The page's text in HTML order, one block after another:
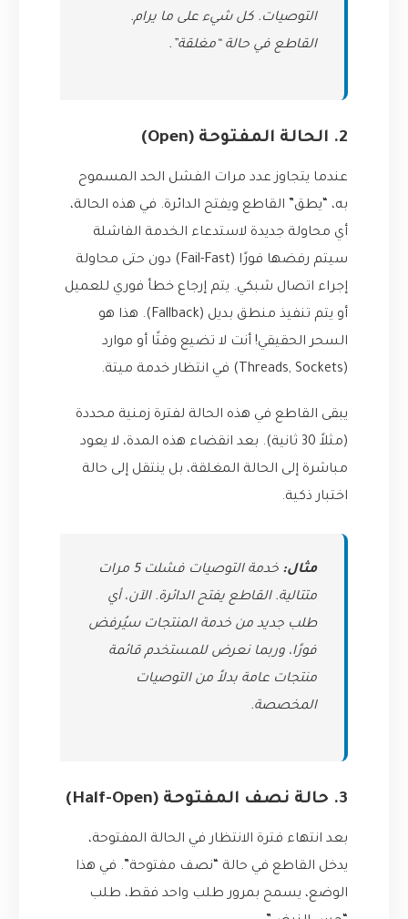
التوصيات. كل شيء على ما يرام.
القاطع في حالة “مغلقة”.
2. الحالة المفتوحة (Open)
عندما يتجاوز عدد مرات الفشل الحد المسموح
به، “يطق” القاطع ويفتح الدائرة. في هذه الحالة،
أي محاولة جديدة لاستدعاء الخدمة الفاشلة
سيتم رفضها فورًا (Fail-Fast) دون حتى محاولة
إجراء اتصال شبكي. يتم إرجاع خطأ فوري للعميل
أو يتم تنفيذ منطق بديل (Fallback). هذا هو
السحر الحقيقي! أنت لا تضيع وقتًا أو موارد
(Threads, Sockets) في انتظار خدمة ميتة.
يبقى القاطع في هذه الحالة لفترة زمنية محددة
(مثلاً 30 ثانية). بعد انقضاء هذه المدة، لا يعود
مباشرة إلى الحالة المغلقة، بل ينتقل إلى حالة
اختبار ذكية.
مثال:
خدمة التوصيات فشلت 5 مرات
متتالية. القاطع يفتح الدائرة. الآن، أي
طلب جديد من خدمة المنتجات سيُرفض
فورًا، وربما نعرض للمستخدم قائمة
منتجات عامة بدلاً من التوصيات
المخصصة.
3. حالة نصف المفتوحة (Half-Open)
بعد انتهاء فترة الانتظار في الحالة المفتوحة،
يدخل القاطع في حالة “نصف مفتوحة”. في هذا
الوضع، يسمح بمرور طلب واحد فقط، طلب